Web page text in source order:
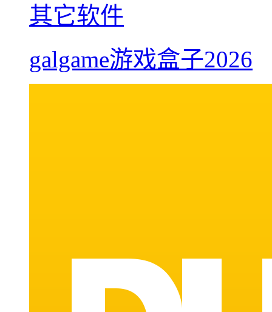
其它软件
galgame游戏盒子2026